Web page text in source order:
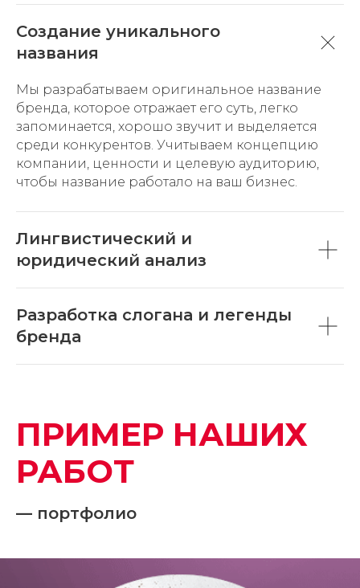
Создание уникального
названия
Мы разрабатываем оригинальное название
бренда, которое отражает его суть, легко
запоминается, хорошо звучит и выделяется
среди конкурентов. Учитываем концепцию
компании, ценности и целевую аудиторию,
чтобы название работало на ваш бизнес.
Лингвистический и
юридический анализ
Разработка слогана и легенды
бренда
ПРИМЕР НАШИХ
РАБОТ
— портфолио